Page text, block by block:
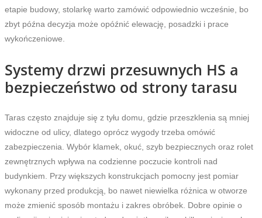
etapie budowy, stolarkę warto zamówić odpowiednio wcześnie, bo
zbyt późna decyzja może opóźnić elewację, posadzki i prace
wykończeniowe.
Systemy drzwi przesuwnych HS a
bezpieczeństwo od strony tarasu
Taras często znajduje się z tyłu domu, gdzie przeszklenia są mniej
widoczne od ulicy, dlatego oprócz wygody trzeba omówić
zabezpieczenia. Wybór klamek, okuć, szyb bezpiecznych oraz rolet
zewnętrznych wpływa na codzienne poczucie kontroli nad
budynkiem. Przy większych konstrukcjach pomocny jest pomiar
wykonany przed produkcją, bo nawet niewielka różnica w otworze
może zmienić sposób montażu i zakres obróbek. Dobre opinie o